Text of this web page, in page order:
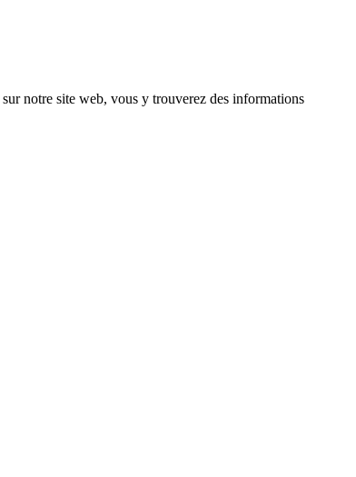
sur notre site web, vous y trouverez des informations